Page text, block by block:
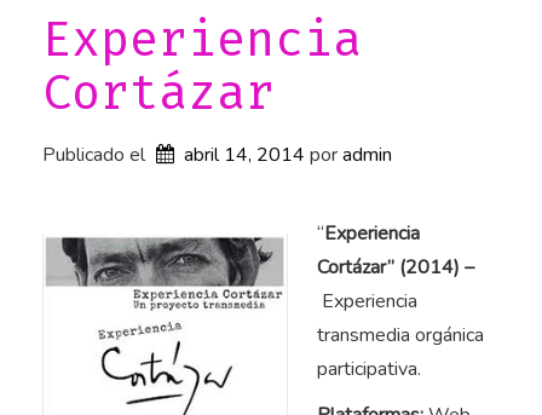
s
»
Experiencia
Cortázar
Publicado el abril 14, 2014 por admin
“Experiencia
Cortázar” (2014) –
Experiencia
transmedia orgánica
participativa.